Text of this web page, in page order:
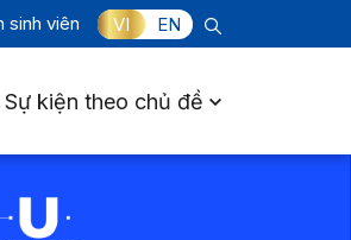
sinh viên VI EN
Sự kiện theo chủ đề